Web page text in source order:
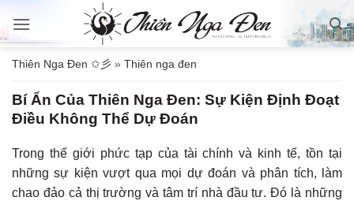
qua
dungThiên Nga Đen ✩彡 » Thiên nga đen
Bí Ẩn Của Thiên Nga Đen: Sự Kiện Định Đoạt
Điều Không Thể Dự Đoán
Trong thế giới phức tạp của tài chính và kinh tế, tồn tại
những sự kiện vượt qua mọi dự đoán và phân tích, làm
chao đảo cả thị trường và tâm trí nhà đầu tư. Đó là những